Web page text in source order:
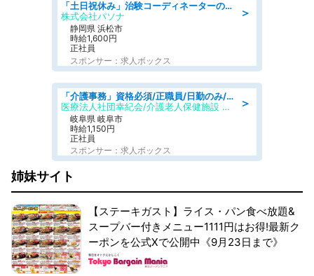
＞
「土日祝休み」治験コーディネーターのお仕事/未経験OK
株式会社パソナ
静岡県 浜松市
時給1,600円
正社員
スポンサー：求人ボックス
＞
「介護事務」資格必須/正職員/日勤のみ/介護老人保健施設
医療法人社団幸紀会/介護老人保健施設 グリーンビラ安江
岐阜県 岐阜市
時給1,150円
正社員
スポンサー：求人ボックス
姉妹サイト
【ステーキガスト】ライス・パン食べ放題&
スープバー付きメニュー1111円はお得!最新ク
ーポンを公式Xで公開中《9月23日まで》